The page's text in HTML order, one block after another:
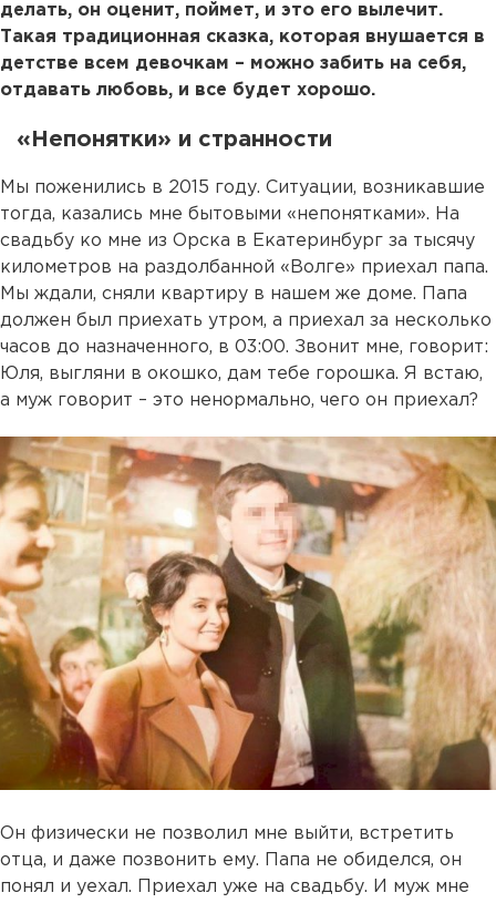
делать, он оценит, поймет, и это его вылечит.
Такая традиционная сказка, которая внушается в
детстве всем девочкам – можно забить на себя,
отдавать любовь, и все будет хорошо.
«Непонятки» и странности
Мы поженились в 2015 году. Ситуации, возникавшие
тогда, казались мне бытовыми «непонятками». На
свадьбу ко мне из Орска в Екатеринбург за тысячу
километров на раздолбанной «Волге» приехал папа.
Мы ждали, сняли квартиру в нашем же доме. Папа
должен был приехать утром, а приехал за несколько
часов до назначенного, в 03:00. Звонит мне, говорит:
Юля, выгляни в окошко, дам тебе горошка. Я встаю,
а муж говорит – это ненормально, чего он приехал?
Он физически не позволил мне выйти, встретить
отца, и даже позвонить ему. Папа не обиделся, он
понял и уехал. Приехал уже на свадьбу. И муж мне